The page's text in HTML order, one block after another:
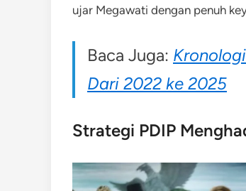
ujar Megawati dengan penuh
Baca Juga:
Dari 2022 ke 2025
Strategi PDIP